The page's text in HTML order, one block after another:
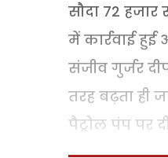
सौदा 72
में कार्रवाई
संजीव गुर्जर
तरह बढ़ता ही
पैट्रोल पंप पर